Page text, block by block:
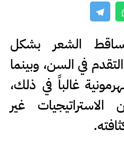
الشعر بشكل
في السن، وبينما
غالباً في ذلك،
غير